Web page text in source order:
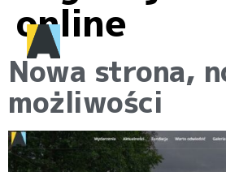
online
Nowa strona,
możliwości